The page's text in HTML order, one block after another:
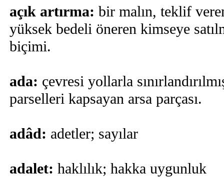
açık artırma: bir malın, teklif
yüksek bedeli öneren kimseye
biçimi.
ada: çevresi yollarla
parselleri kapsayan arsa parçası.
adâd: adetler; sayılar
adalet: haklılık; hakka uygunluk